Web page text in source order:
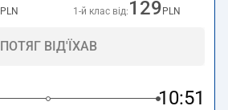
PLN 1-й клас від: 129 PLN
ПОТЯГ ВІД'ЇХАВ
10:51